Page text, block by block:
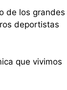
de los grandes
deportistas
que vivimos